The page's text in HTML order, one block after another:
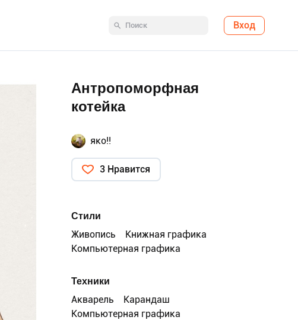
Вход
Антропоморфная
котейка
яко!!
3 Нравится
Стили
Живопись
Книжная графика
Компьютерная графика
Техники
Акварель
Карандаш
Компьютерная графика